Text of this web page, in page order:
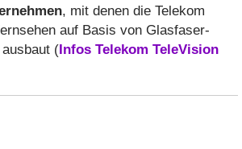
, mit denen die Telekom
auf Basis von Glasfaser-
(Infos Telekom TeleVision